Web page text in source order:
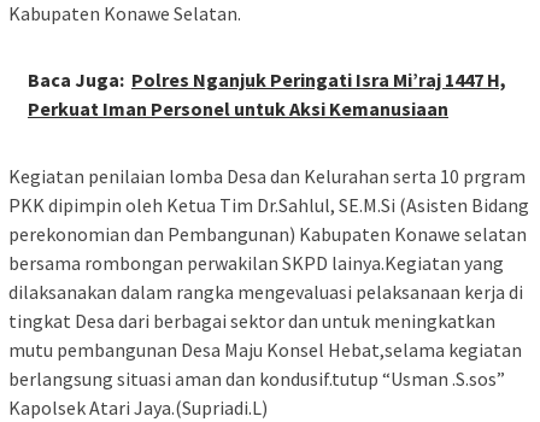
Kabupaten Konawe Selatan.
Baca Juga: Polres Nganjuk Peringati Isra Mi’raj 1447 H,
Perkuat Iman Personel untuk Aksi Kemanusiaan
Kegiatan penilaian lomba Desa dan Kelurahan serta 10 prgram
PKK dipimpin oleh Ketua Tim Dr.Sahlul, SE.M.Si (Asisten Bidang
perekonomian dan Pembangunan) Kabupaten Konawe selatan
bersama rombongan perwakilan SKPD lainya.Kegiatan yang
dilaksanakan dalam rangka mengevaluasi pelaksanaan kerja di
tingkat Desa dari berbagai sektor dan untuk meningkatkan
mutu pembangunan Desa Maju Konsel Hebat,selama kegiatan
berlangsung situasi aman dan kondusif.tutup “Usman .S.sos”
Kapolsek Atari Jaya.(Supriadi.L)